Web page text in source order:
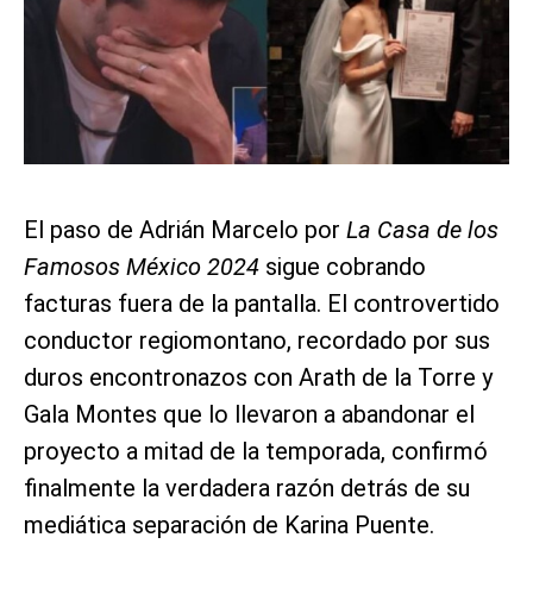
El paso de Adrián Marcelo por La Casa de los
Famosos México 2024 sigue cobrando
facturas fuera de la pantalla. El controvertido
conductor regiomontano, recordado por sus
duros encontronazos con Arath de la Torre y
Gala Montes que lo llevaron a abandonar el
proyecto a mitad de la temporada, confirmó
finalmente la verdadera razón detrás de su
mediática separación de Karina Puente.